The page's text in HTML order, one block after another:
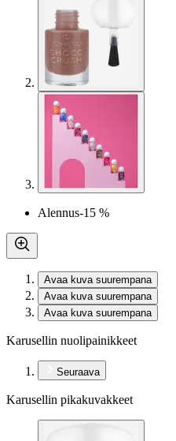
Alennus-15 %
Avaa kuva suurempana
Avaa kuva suurempana
Avaa kuva suurempana
Karusellin nuolipainikkeet
Seuraava
Karusellin pikakuvakkeet